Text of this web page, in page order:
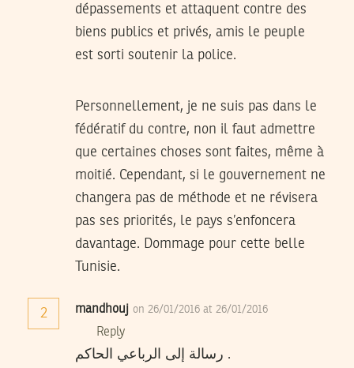
dépassements et attaquent contre des
biens publics et privés, amis le peuple
est sorti soutenir la police.
Personnellement, je ne suis pas dans le
fédératif du contre, non il faut admettre
que certaines choses sont faites, même à
moitié. Cependant, si le gouvernement ne
changera pas de méthode et ne révisera
pas ses priorités, le pays s’enfoncera
davantage. Dommage pour cette belle
Tunisie.
2 mandhouj on 26/01/2016 at 26/01/2016
Reply
رسالة إلى الرباعي الحاكم .